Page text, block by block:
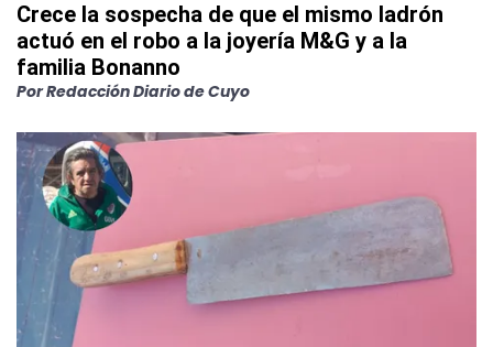
Crece la sospecha de que el mismo ladrón
actuó en el robo a la joyería M&G y a la
familia Bonanno
PorRedacción Diario de Cuyo